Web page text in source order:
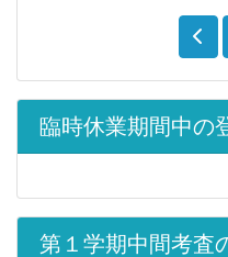
臨時休業期間中の
第１学期中間考査